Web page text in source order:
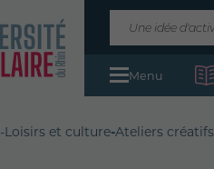
Menu
-Loisirs et culture-Ateliers créatifs